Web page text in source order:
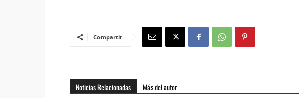
Compartir
Noticias Relacionadas Más del autor